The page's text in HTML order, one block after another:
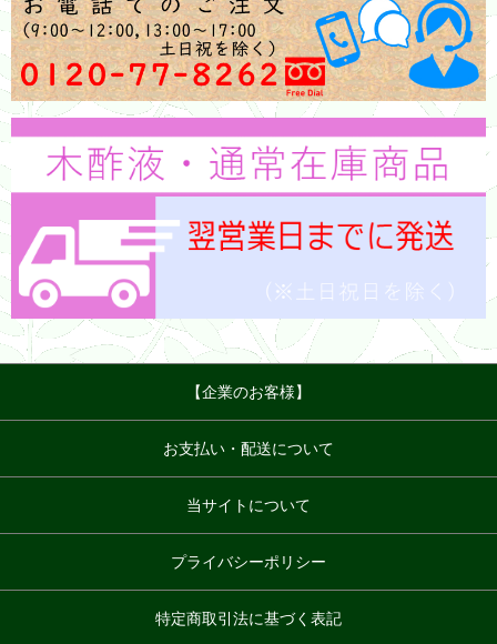
【企業のお客様】
お支払い・配送について
当サイトについて
プライバシーポリシー
特定商取引法に基づく表記